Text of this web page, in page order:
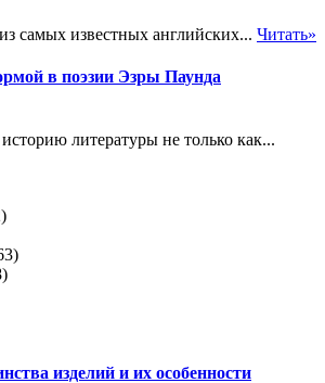
самых известных английских... Читать»
в поэзии Эзры Паунда
литературы не только как...
изделий и их особенности